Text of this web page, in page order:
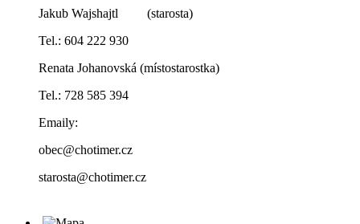
Jakub Wajshajtl (starosta)
Tel.: 604 222 930
Renata Johanovská (místostarostka)
Tel.: 728 585 394
Emaily:
obec@chotimer.cz
starosta@chotimer.cz